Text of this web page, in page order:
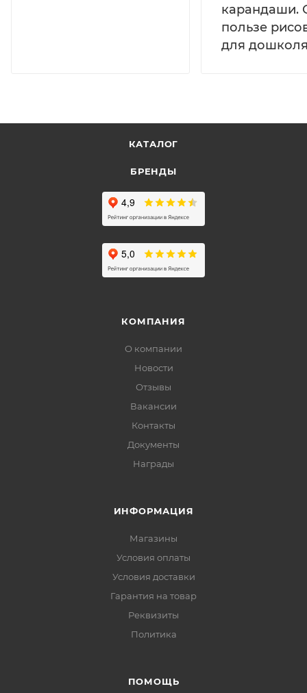
карандаши.
пользе
для
КАТАЛОГ
БРЕНДЫ
КОМПАНИЯ
О компании
Новости
Отзывы
Вакансии
Контакты
Документы
Награды
ИНФОРМАЦИЯ
Магазины
Условия оплаты
Условия доставки
Гарантия на товар
Реквизиты
Политика
ПОМОЩЬ